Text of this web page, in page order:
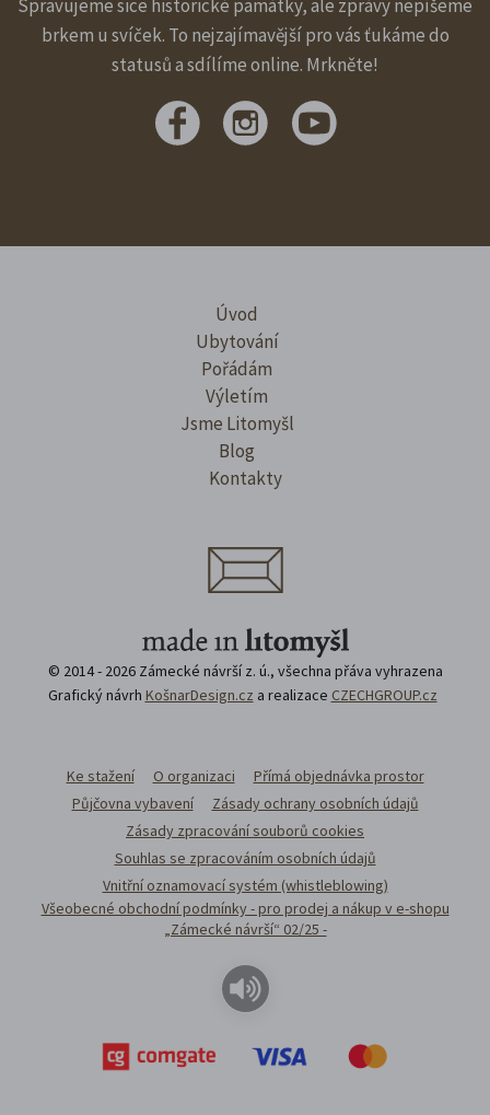
Spravujeme sice historické památky, ale zprávy nepíšeme
brkem u svíček. To nejzajímavější pro vás ťukáme do
statusů a sdílíme online. Mrkněte!
Úvod
Ubytování
Pořádám
Výletím
Jsme Litomyšl
Blog
Kontakty
© 2014 - 2026 Zámecké návrší z. ú., všechna přáva vyhrazena
Grafický návrh KošnarDesign.cz a realizace CZECHGROUP.cz
Ke stažení O organizaci
Přímá objednávka prostor
Půjčovna vybavení
Zásady ochrany osobních údajů
Zásady zpracování souborů cookies
Souhlas se zpracováním osobních údajů
Vnitřní oznamovací systém (whistleblowing)
Všeobecné obchodní podmínky - pro prodej a nákup v e-shopu
„Zámecké návrší“ 02/25 -